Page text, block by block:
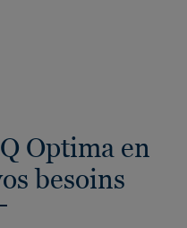
Optima en
besoins